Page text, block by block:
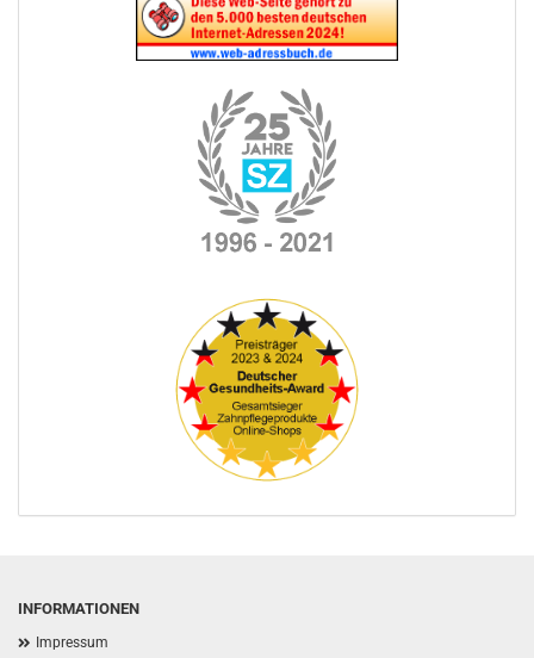
INFORMATIONEN
Impressum